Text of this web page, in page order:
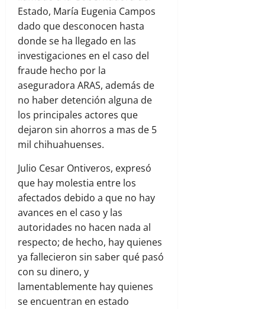
Estado, María Eugenia Campos
dado que desconocen hasta
donde se ha llegado en las
investigaciones en el caso del
fraude hecho por la
aseguradora ARAS, además de
no haber detención alguna de
los principales actores que
dejaron sin ahorros a mas de 5
mil chihuahuenses.
Julio Cesar Ontiveros, expresó
que hay molestia entre los
afectados debido a que no hay
avances en el caso y las
autoridades no hacen nada al
respecto; de hecho, hay quienes
ya fallecieron sin saber qué pasó
con su dinero, y
lamentablemente hay quienes
se encuentran en estado